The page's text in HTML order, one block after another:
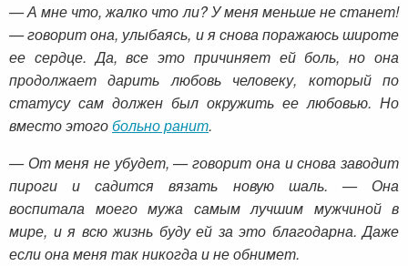
— А мне что, жалко что ли? У меня меньше не станет!
— говорит она, улыбаясь, и я снова поражаюсь широте
ее сердце. Да, все это причиняет ей боль, но она
продолжает дарить любовь человеку, который по
статусу сам должен был окружить ее любовью. Но
вместо этогобольно ранит.
— От меня не убудет, — говорит она и снова заводит
пироги и садится вязать новую шаль. — Она
воспитала моего мужа самым лучшим мужчиной в
мире, и я всю жизнь буду ей за это благодарна. Даже
если она меня так никогда и не обнимет.